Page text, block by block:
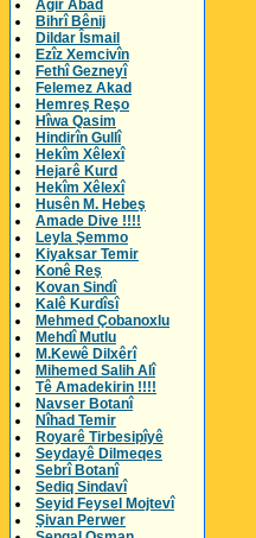
Agir Abad
Bihrî Bênij
Dildar Îsmail
Ezîz Xemcivîn
Fethî Gezneyî
Felemez Akad
Hemreş Reşo
Hîwa Qasim
Hindirîn Gullî
Hekîm Xêlexî
Hejarê Kurd
Hekîm Xêlexî
Husên M. Hebeş
Amade Dive !!!!
Leyla Şemmo
Kiyaksar Temir
Konê Reş
Kovan Sindî
Kalê Kurdîsî
Mehmed Çobanoxlu
Mehdî Mutlu
M.Kewê Dilxêrî
Mihemed Salih Alî
Tê Amadekirin !!!!
Navser Botanî
Nîhad Temir
Royarê Tirbesipîyê
Seydayê Dilmeqes
Sebrî Botanî
Sediq Sindavî
Seyid Feysel Mojtevî
Şivan Perwer